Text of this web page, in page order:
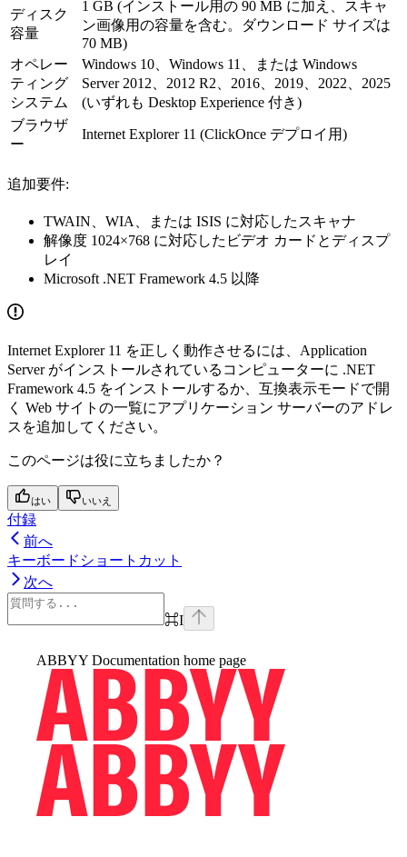
ディスク
容量
1 GB (インストール用の 90 MB に加え、スキャ
ン画像用の容量を含む。ダウンロード サイズは
70 MB)
オペレー
ティング
システム
Windows 10、Windows 11、または Windows
Server 2012、2012 R2、2016、2019、2022、2025
(いずれも Desktop Experience 付き)
ブラウザ
ー
Internet Explorer 11 (ClickOnce デプロイ用)
追加要件:
TWAIN、WIA、または ISIS に対応したスキャナ
解像度 1024×768 に対応したビデオ カードとディスプ
レイ
Microsoft .NET Framework 4.5 以降
Internet Explorer 11 を正しく動作させるには、Application
Server がインストールされているコンピューターに .NET
Framework 4.5 をインストールするか、互換表示モードで開
く Web サイトの一覧にアプリケーション サーバーのアドレ
スを追加してください。
このページは役に立ちましたか？
はい いいえ
付録
前へ
キーボードショートカット
次へ
⌘I
ABBYY Documentation home page